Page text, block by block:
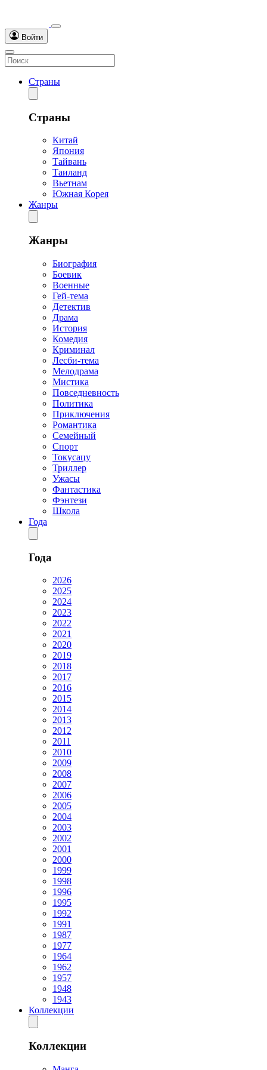
Войти
Страны
Страны
Китай
Япония
Тайвань
Таиланд
Вьетнам
Южная Корея
Жанры
Жанры
Биография
Боевик
Военные
Гей-тема
Детектив
Драма
История
Комедия
Криминал
Лесби-тема
Мелодрама
Мистика
Повседневность
Политика
Приключения
Романтика
Семейный
Спорт
Токусацу
Триллер
Ужасы
Фантастика
Фэнтези
Школа
Года
Года
2026
2025
2024
2023
2022
2021
2020
2019
2018
2017
2016
2015
2014
2013
2012
2011
2010
2009
2008
2007
2006
2005
2004
2003
2002
2001
2000
1999
1998
1996
1995
1992
1991
1987
1977
1964
1962
1957
1948
1943
Коллекции
Коллекции